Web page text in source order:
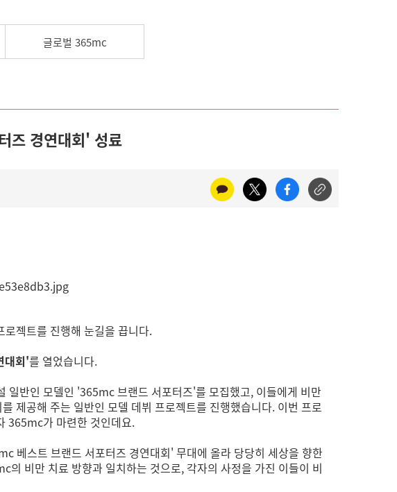
글로벌 365mc
즈 경연대회' 성료
젝트를 진행해 눈길을 끕니다.
대회'를 열었습니다.
반인 모델인 '365mc 브랜드 서포터즈'를 모집했고, 이들에게 비만
제공해 주는 일반인 모델 데뷔 프로젝트를 진행했습니다. 이번 프로
365mc가 마련한 것인데요.
베스트 브랜드 서포터즈 경연대회' 무대에 올라 당당히 세상을 향한
비만 치료 방향과 일치하는 것으로, 각자의 사정을 가진 이들이 비